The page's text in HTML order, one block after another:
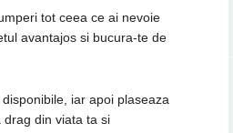
tot ceea ce ai nevoie
avantajos si bucura-te de
iar apoi plaseaza
din viata ta si